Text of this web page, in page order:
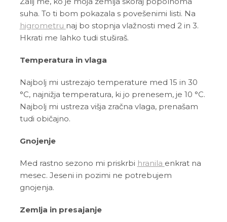
suha. To ti bom pokazala s povešenimi listi. Na
higrometru naj bo stopnja vlažnosti med 2 in 3.
Hkrati me lahko tudi stuširaš.
Temperatura in vlaga
Najbolj mi ustrezajo temperature med 15 in 30
°C, najnižja temperatura, ki jo prenesem, je 10 °C.
Najbolj mi ustreza višja zračna vlaga, prenašam
tudi običajno.
Gnojenje
Med rastno sezono mi priskrbi hranila enkrat na
mesec. Jeseni in pozimi ne potrebujem
gnojenja.
Zemlja in presajanje